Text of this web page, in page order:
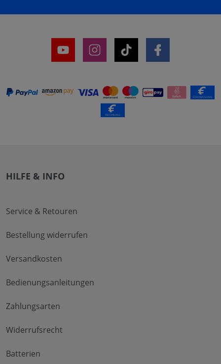
HILFE & INFO
Service & Retouren
Bestellung widerrufen
Versandkosten
Bedienungsanleitungen
Zahlungsarten
Widerrufsrecht
Batterien